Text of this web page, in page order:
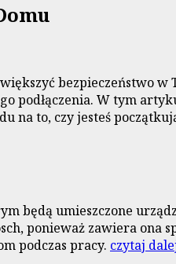
bezpieczeństwo w
podłączenia. W tym
na to, czy jesteś
będą umieszczone
ponieważ zawiera ona
podczas pracy. czytaj